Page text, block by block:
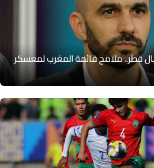
ملامح قائمة المغرب لمعسكر